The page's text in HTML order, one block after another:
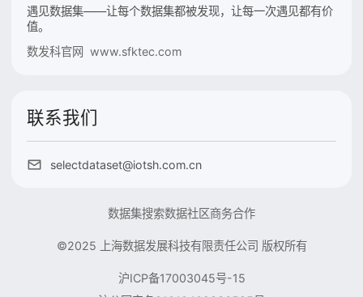
遇见数据集——让每个数据集都被发现，让每一次遇见都有价
值。
数发科官网 www.sfktec.com
联系我们
selectdataset@iotsh.com.cn
数据集搜索数据社区商务合作
©2025 上海数据发展科技有限责任公司 版权所有
沪ICP备17003045号-15